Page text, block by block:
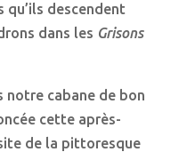
descendent
dans les Grisons
notre cabane de bon
cette après-
de la pittoresque